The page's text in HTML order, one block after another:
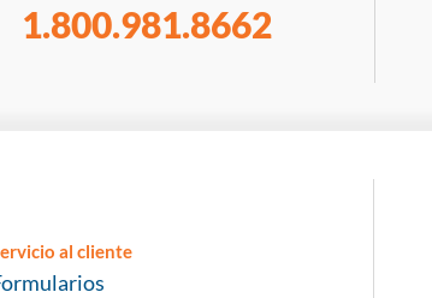
1.800.981.8662
al cliente